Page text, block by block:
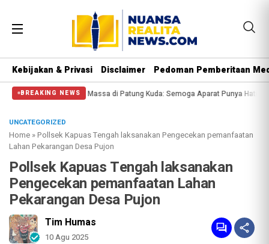
Kebijakan & Privasi Disclaimer Pedoman Pemberitaan
BREAKING NEWS
Halangi Massa di Patung Kuda: Semoga Aparat Punya Hati Nurani Massa
UNCATEGORIZED
Home »Pollsek Kapuas Tengah laksanakan Pengecekan pemanfaatan
Lahan Pekarangan Desa Pujon
Pollsek Kapuas Tengah laksanakan
Pengecekan pemanfaatan Lahan
Pekarangan Desa Pujon
Tim Humas
10 Agu 2025